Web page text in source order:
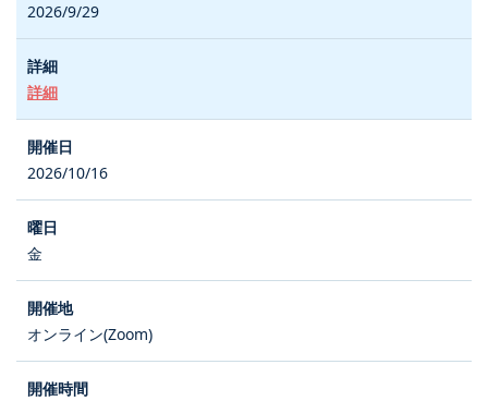
2026/9/29
詳細
2026/10/16
金
オンライン(Zoom)